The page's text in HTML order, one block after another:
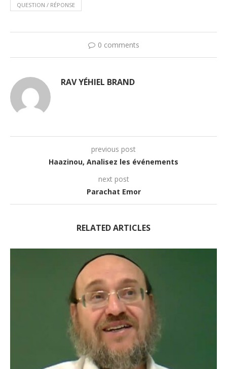
QUESTION / RÉPONSE
0 comments
RAV YÉHIEL BRAND
previous post
Haazinou, Analisez les événements
next post
Parachat Emor
RELATED ARTICLES